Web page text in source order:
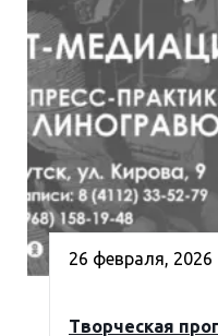
26 февраля, 2026
Творческая